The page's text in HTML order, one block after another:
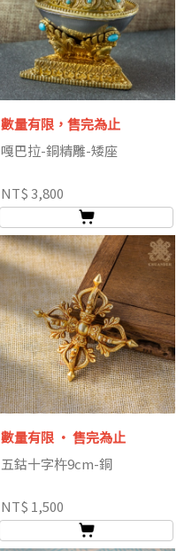
數量有限，售完為止
嘎巴拉-銅精雕-矮座
NT$ 3,800
數量有限 ‧ 售完為止
五鈷十字杵9cm-銅
NT$ 1,500